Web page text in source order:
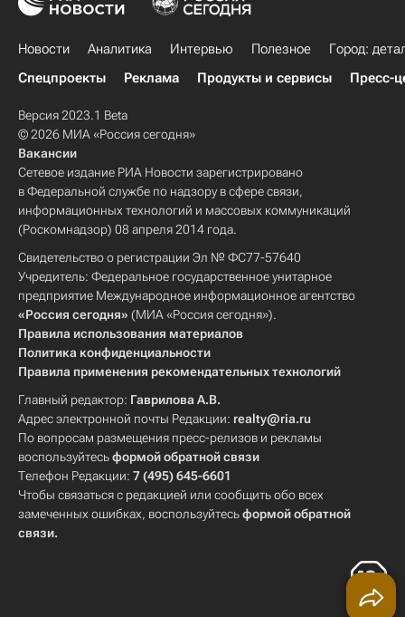
Новости Аналитика Интервью Полезное
Город:
Спецпроекты
Реклама Продукты и сервисы Пресс-
Версия 2023.1 Beta
© 2026 МИА «Россия сегодня»
Вакансии
Сетевое издание РИА Новости зарегистрировано
в Федеральной службе по надзору в сфере связи,
информационных технологий и массовых коммуникаций
(Роскомнадзор) 08 апреля 2014 года.
Свидетельство о регистрации Эл № ФС77-57640
Учредитель: Федеральное государственное унитарное
предприятие Международное информационное агентство
«Россия сегодня» (МИА «Россия сегодня»).
Правила использования материалов
Политика конфиденциальности
Правила применения рекомендательных технологий
Главный редактор: Гаврилова А.В.
Адрес электронной почты Редакции: realty@ria.ru
По вопросам размещения пресс-релизов и рекламы
воспользуйтесьформой обратной связи
Телефон Редакции: 7 (495) 645-6601
Чтобы связаться с редакцией или сообщить обо всех
замеченных ошибках, воспользуйтесьформой обратной
связи.